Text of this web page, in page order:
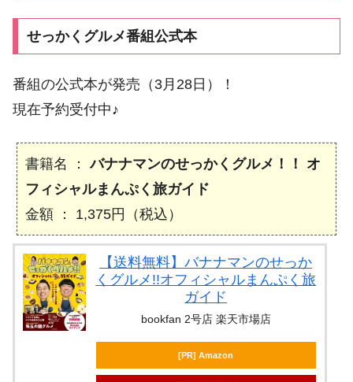
せっかくグルメ番組公式本
番組の公式本が発売（3月28日）！
現在予約受付中♪
書籍名 ：バナナマンのせっかくグルメ！！ オ
フィシャルまんぷく旅ガイド
金額 ： 1,375円（税込）
【送料無料】バナナマンのせっか
くグルメ!!オフィシャルまんぷく旅
ガイド
bookfan 2号店 楽天市場店
[PR] Amazon